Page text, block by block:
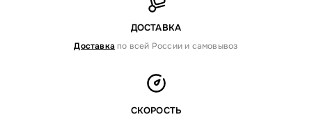
ДОСТАВКА
Доставка по всей России и самовывоз
СКОРОСТЬ